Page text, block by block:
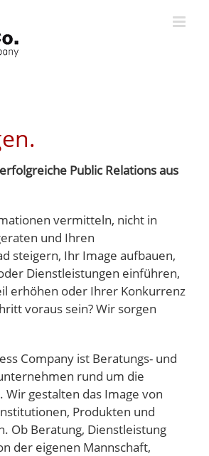
Public Relations aus
vermitteln, nicht in
und Ihren
steigern, Ihr Image aufbauen,
Dienstleistungen einführen,
erhöhen oder Ihrer Konkurrenz
voraus sein? Wir sorgen
Company ist Beratungs- und
rund um die
Wir gestalten das Image von
Produkten und
Ob Beratung, Dienstleistung
der eigenen Mannschaft,